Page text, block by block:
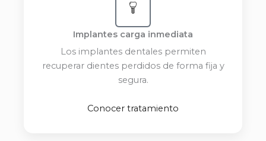
Implantes carga inmediata
Los implantes dentales permiten
recuperar dientes perdidos de forma fija y
segura.
Conocer tratamiento